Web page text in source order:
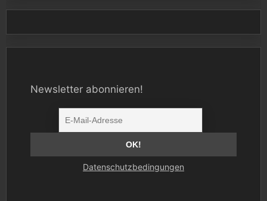
Newsletter abonnieren!
Datenschutzbedingungen